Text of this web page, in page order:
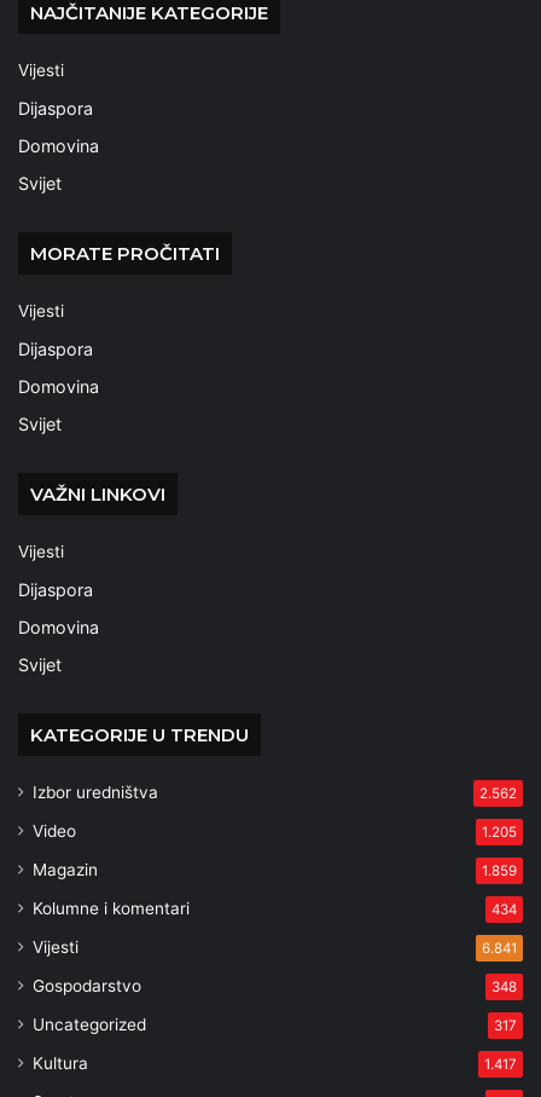
NAJČITANIJE KATEGORIJE
Vijesti
Dijaspora
Domovina
Svijet
MORATE PROČITATI
Vijesti
Dijaspora
Domovina
Svijet
VAŽNI LINKOVI
Vijesti
Dijaspora
Domovina
Svijet
KATEGORIJE U TRENDU
Izbor uredništva 2.562
Video 1.205
Magazin 1.859
Kolumne i komentari 434
Vijesti 6.841
Gospodarstvo 348
Uncategorized 317
Kultura 1.417